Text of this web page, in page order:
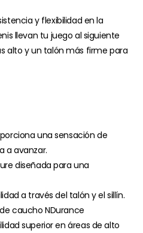
y flexibilidad en la
llevan tu juego al siguiente
alto y un talón más firme para
una sensación de
a avanzar.
diseñada para una
a través del talón y el sillín.
caucho NDurance
superior en áreas de alto